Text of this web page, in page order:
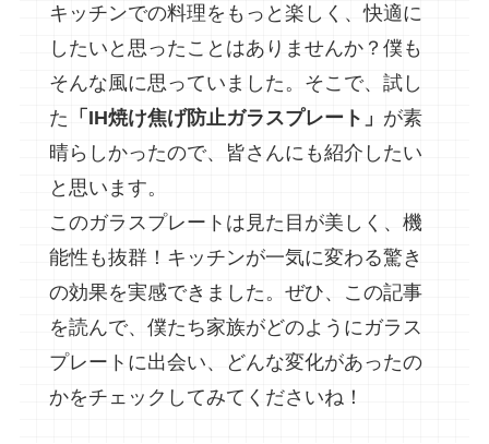
キッチンでの料理をもっと楽しく、快適に
したいと思ったことはありませんか？僕も
そんな風に思っていました。そこで、試し
た 「IH焼け焦げ防止ガラスプレート」 が素
晴らしかったので、皆さんにも紹介したい
と思います。
このガラスプレートは見た目が美しく、機
能性も抜群！キッチンが一気に変わる驚き
の効果を実感できました。ぜひ、この記事
を読んで、僕たち家族がどのようにガラス
プレートに出会い、どんな変化があったの
かをチェックしてみてくださいね！